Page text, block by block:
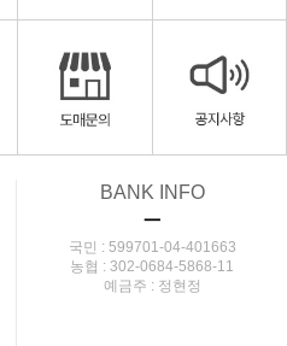
BANK INFO
ㅡ
국민 : 599701-04-401663
농협 : 302-0684-5868-11
예금주 : 정현정